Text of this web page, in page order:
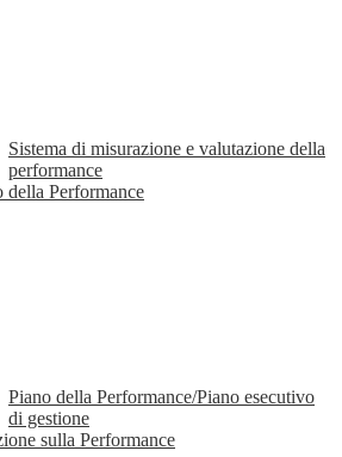
Sistema di misurazione e valutazione della
performance
della Performance
Piano della Performance/Piano esecutivo
di gestione
sulla Performance